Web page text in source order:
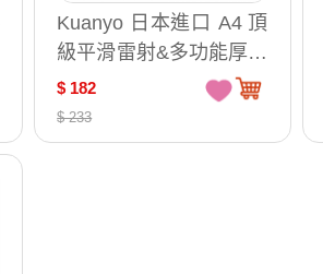
Kuanyo 日本進口 A4 頂
級平滑雷射&多功能厚卡
紙-瑪樂卡 105gsm 100
張 /包 MA105
$ 182
$ 233